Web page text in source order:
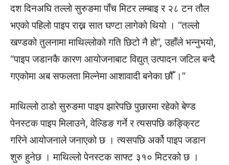
दश दिनअघि तल्लो सुरुङमा पाँच मिटर लम्बाइ र २८ टन तौल
भएको पहिलो पाइप राख्न सात घण्टा लागेको थियो । “तल्लो
खण्डको तुलनामा माथिल्लोको गति छिटो नै होे”, उहाँले भन्नुभयो,
“पाइप जडानकै कारण आयोजनाबाट विद्युत् उत्पादन जटिल बन्दै
गएकोमा अब सफलता मिल्नेमा आशावादी बनेका छौँ ।”
माथिल्लो ठाडो सुरुङमा पाइप झारेपछि पुछारमा रहेको बेण्ड
पेनस्टक पाइप मिलाउने, वेल्डिङ गर्ने र त्यसपछि कङ्क्रिट
गरिने आयोजनाले जनाएको छ । त्यसपछि अर्को पाइप जडान
शुरु हुनेछ । माथिल्लो पेनस्टक साफ्ट ३१० मिटरको छ ।